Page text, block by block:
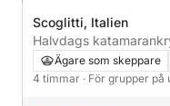
Scoglitti, Italien
Halvdags
naturreservat och fyr
Ägare som skeppare
4 timmar · För grupper på